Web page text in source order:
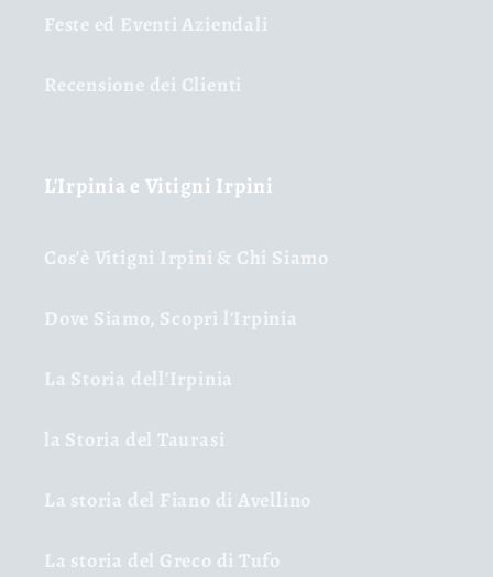
Feste ed Eventi Aziendali
Recensione dei Clienti
L'Irpinia e Vitigni Irpini
Cos'è Vitigni Irpini & Chi Siamo
Dove Siamo, Scopri l'Irpinia
La Storia dell'Irpinia
la Storia del Taurasi
La storia del Fiano di Avellino
La storia del Greco di Tufo